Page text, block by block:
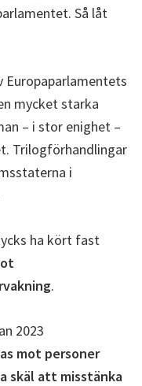
Så låt
Europaparlamentets
mycket starka
– i stor enighet –
Trilogförhandlingar
i
ha kört fast
.
2023
mot personer
skäl att misstänka